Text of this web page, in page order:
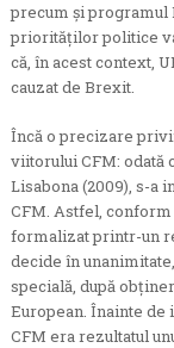
precum și programul
priorităților politice
că, în acest context,
cauzat de Brexit.
Încă o precizare
viitorului CFM: odată
Lisabona (2009), s-a
CFM. Astfel, conform
formalizat printr-un
decide în
specială, după
European. Înainte de
CFM era rezultatul